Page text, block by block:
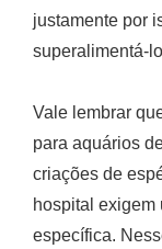
justamente por
superalimentá-
Vale lembrar
para aquários
criações de
hospital exigem
específica.